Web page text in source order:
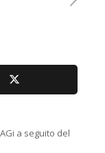
a seguito del